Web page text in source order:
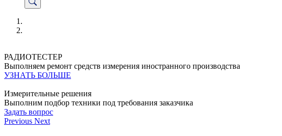
РАДИОТЕСТЕР
Выполняем ремонт средств измерения иностранного производства
УЗНАТЬ БОЛЬШЕ
Измерительные решения
Выполним подбор техники под требования заказчика
Задать вопрос
Previous Next